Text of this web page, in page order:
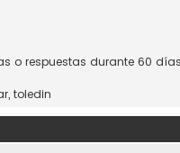
o respuestas durante 60
, toledin